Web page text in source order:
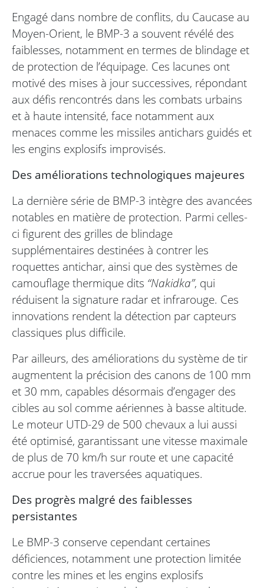
Engagé dans nombre de conflits, du Caucase au
Moyen-Orient, le BMP-3 a souvent révélé des
faiblesses, notamment en termes de blindage et
de protection de l’équipage. Ces lacunes ont
motivé des mises à jour successives, répondant
aux défis rencontrés dans les combats urbains
et à haute intensité, face notamment aux
menaces comme les missiles antichars guidés et
les engins explosifs improvisés.
Des améliorations technologiques majeures
La dernière série de BMP-3 intègre des avancées
notables en matière de protection. Parmi celles-
ci figurent des grilles de blindage
supplémentaires destinées à contrer les
roquettes antichar, ainsi que des systèmes de
camouflage thermique dits “Nakidka”, qui
réduisent la signature radar et infrarouge. Ces
innovations rendent la détection par capteurs
classiques plus difficile.
Par ailleurs, des améliorations du système de tir
augmentent la précision des canons de 100 mm
et 30 mm, capables désormais d’engager des
cibles au sol comme aériennes à basse altitude.
Le moteur UTD-29 de 500 chevaux a lui aussi
été optimisé, garantissant une vitesse maximale
de plus de 70 km/h sur route et une capacité
accrue pour les traversées aquatiques.
Des progrès malgré des faiblesses
persistantes
Le BMP-3 conserve cependant certaines
déficiences, notamment une protection limitée
contre les mines et les engins explosifs